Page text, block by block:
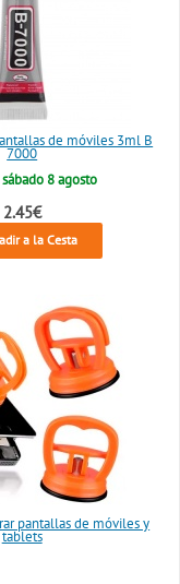
de móviles 3ml B
7000
sábado 8 agosto
2.45€
a la Cesta
pantallas de móviles y
tablets